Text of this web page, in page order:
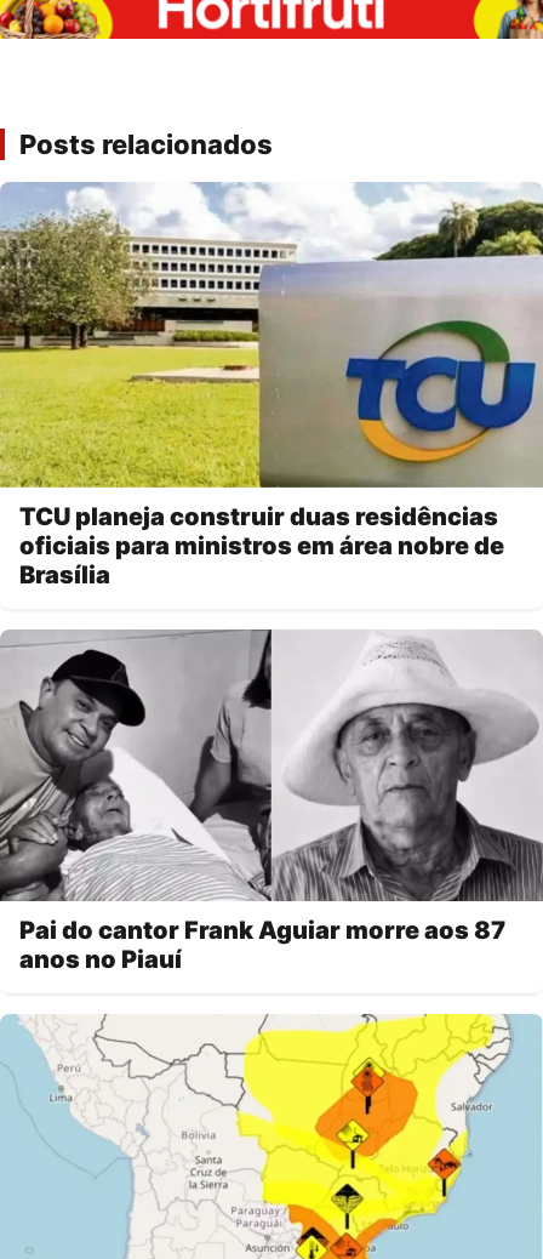
Posts relacionados
TCU planeja construir duas residências
oficiais para ministros em área nobre de
Brasília
Pai do cantor Frank Aguiar morre aos 87
anos no Piauí